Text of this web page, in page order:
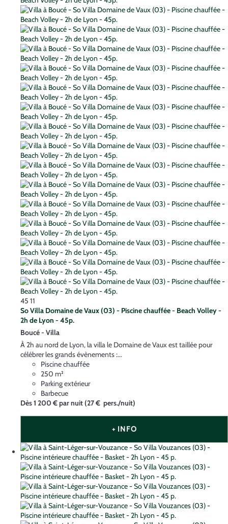
45 11
So Villa Domaine de Vaux (03) - Piscine chauffée - Beach Volley -
2h de Lyon - 45p.
Boucé - Villa
À 2h au nord de Lyon, la villa le Domaine de Vaux est taillée pour
célébrer les grands évènements :...
Piscine chauffée
250 m²
Parking extérieur
Barbecue
Dès1 200 €par nuit(27 € pers./nuit)
+ INFO